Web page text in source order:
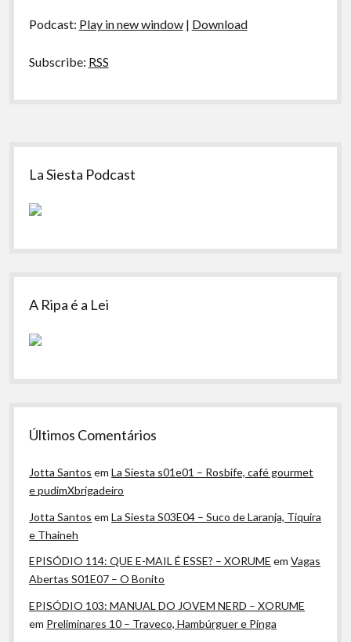
Internet
Podcast: Play in new window| Download
Subscribe: RSS
Sidebar
La Siesta Podcast
A Ripa é a Lei
Últimos Comentários
Jotta Santos emLa Siesta s01e01 – Rosbife, café gourmet
e pudimXbrigadeiro
Jotta Santos emLa Siesta S03E04 – Suco de Laranja, Tiquira
e Thaineh
EPISÓDIO 114: QUE E-MAIL É ESSE? – XORUME emVagas
Abertas S01E07 – O Bonito
EPISÓDIO 103: MANUAL DO JOVEM NERD – XORUME
em Preliminares 10 – Traveco, Hambúrguer e Pinga